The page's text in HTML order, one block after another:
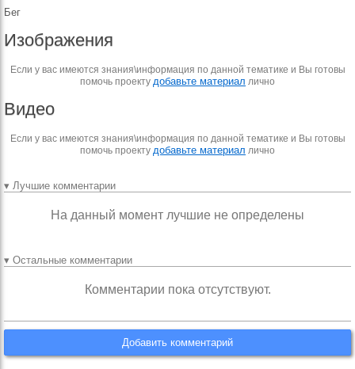
Бег
Изображения
Если у вас имеются знания\информация по данной тематике и Вы готовы
помочь проекту добавьте материал лично
Видео
Если у вас имеются знания\информация по данной тематике и Вы готовы
помочь проекту добавьте материал лично
▾ Лучшие комментарии
На данный момент лучшие не определены
▾ Остальные комментарии
Комментарии пока отсутствуют.
Добавить комментарий